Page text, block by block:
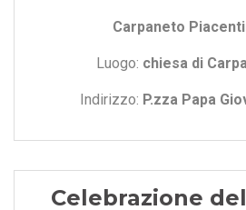
Carpaneto
Luogo: chiesa di
Indirizzo: P.zza Papa
Celebrazione